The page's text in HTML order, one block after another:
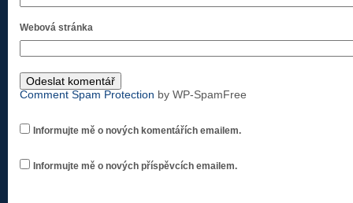
Webová stránka
Comment Spam Protection by WP-SpamFree
Informujte mě o nových komentářích emailem.
Informujte mě o nových příspěvcích emailem.